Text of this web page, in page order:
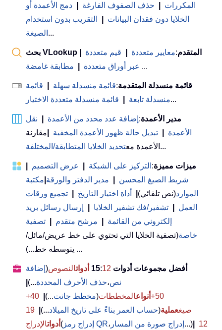
المكررات
حذف الصفوف الفارغة
دمج الأعمدة أو
الخلايا دون فقدان البيانات
التقريب بدون استخدام
الصيغة ...
بحث VLookup المتقدم:معايير متعددة قيم متعددة
عبر أوراق متعددة
مطابقة غامضة ...
قائمة منسدلة المتقدمة:قائمة منسدلة سهلة
قائمة
منسدلة تابعة
قائمة منسدلة متعددة الاختيار ...
مدير الأعمدة: إضافة عدد محدد من الأعمدة
نقل
الأعمدة
تبديل حالة ظهور الأعمدة المخفية
مقارنة
الأعمدة معتحديد الخلايا المتطابقة/المختلفة ...
ميزات مميزة: التركيز على الشبكة عرض التصميم
شريط الصيغ المحسن
مدير الدفتر والورقة مكتبة
الموارد(نص تلقائي) أداة اختيار التاريخ
تجميع ورقات
العمل
تشفير/فك تشفير الخلايا
إرسال رسائل بريد
إلكتروني من القائمة
مرشح متقدم
تصفية
خاصة(تصفية الخلايا التي تحتوي على خط عريض/مائل/
يتوسطه خط...) ...
أفضل مجموعات أدوات 15 :12 أدواتالنصوص( إضافة
نص،حذف الأحرف المحددة...)
50+
أنواعالمخططات(مخطط جانت...)
40+
صيغعملية(حساب العمر بناءً على تاريخ الميلاد...)
19
أدواتالإدراج ( إدراج رمز QR، إدراج صورة من المسار ...)
12